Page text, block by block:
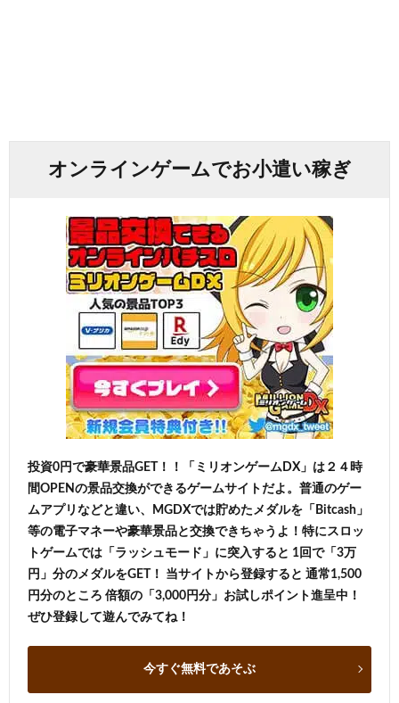
オンラインゲームでお小遣い稼ぎ
投資0円で豪華景品GET！！「ミリオンゲームDX」は２４時
間OPENの景品交換ができるゲームサイトだよ。普通のゲー
ムアプリなどと違い、MGDXでは貯めたメダルを「Bitcash」
等の電子マネーや豪華景品と交換できちゃうよ！特にスロッ
トゲームでは「ラッシュモード」に突入すると 1回で「3万
円」分のメダルをGET！ 当サイトから登録すると 通常1,500
円分のところ 倍額の「3,000円分」お試しポイント進呈中！
ぜひ登録して遊んでみてね！
今すぐ無料であそぶ